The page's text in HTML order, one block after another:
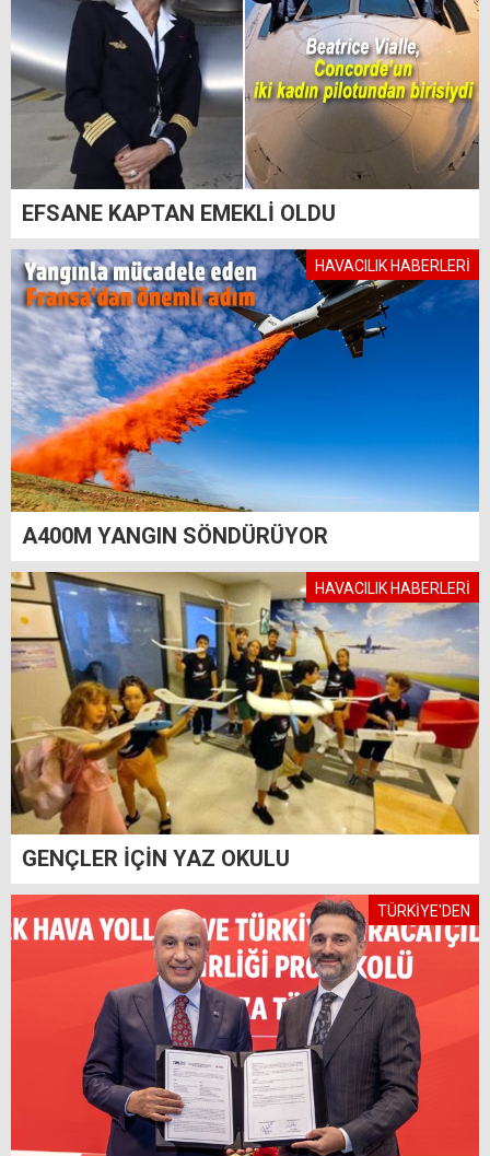
EFSANE KAPTAN EMEKLİ OLDU
HAVACILIK HABERLERİ
A400M YANGIN SÖNDÜRÜYOR
HAVACILIK HABERLERİ
GENÇLER İÇİN YAZ OKULU
TÜRKİYE'DEN